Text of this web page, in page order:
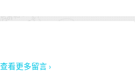
查看更多留言 ›